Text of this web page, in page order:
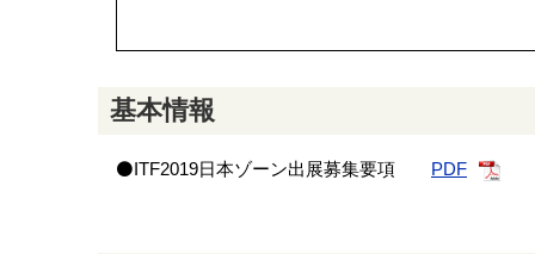
基本情報
⚫ITF2019日本ゾーン出展募集要項 PDF